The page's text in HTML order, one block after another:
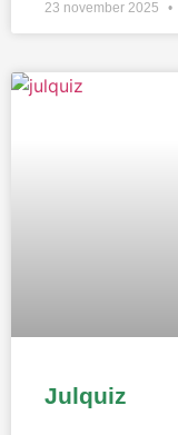
23 november 2025
Julquiz